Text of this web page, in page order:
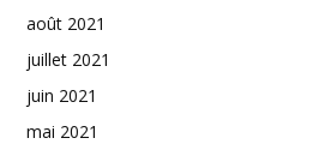
août 2021
juillet 2021
juin 2021
mai 2021